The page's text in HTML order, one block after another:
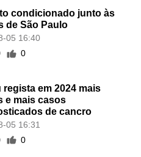
condicionado junto às
de São Paulo
05 16:40
0
regista em 2024 mais
e mais casos
de cancro
05 16:31
0